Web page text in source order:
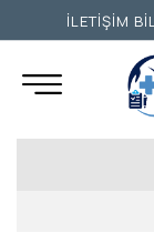
İLETİŞİM